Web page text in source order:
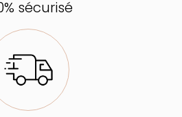
sécurisé